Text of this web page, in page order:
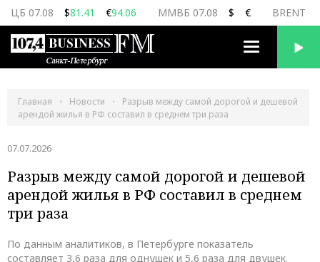
ЦБ 07.08 $81.41 €94.06 ММВБ 07.08 $ € BRENT
Переключить
Главная Новости
Разрыв между самой дорогой и дешевой
арендой жилья в РФ составил в среднем три раза
07.07.2026
Разрыв между самой дорогой и дешевой
арендой жилья в РФ составил в среднем
три раза
По данным аналитиков, в Петербурге показатель
составляет 3,6 раза для однушек и 5,6 раза для двушек.